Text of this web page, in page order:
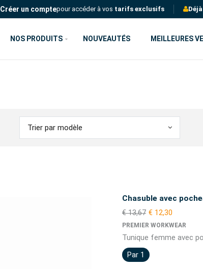
Créer un comptepour accéder à vos tarifs exclusifs
NOS PRODUITS NOUVEAUTÉS MEILLEURES
Trier par modèle
Chasuble avec
€ 13,67 € 12,30
PREMIER WORKWEAR
Tunique femme avec
Par 1